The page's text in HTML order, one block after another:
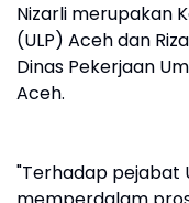
Nizarli merupakan
(ULP) Aceh dan
Dinas Pekerjaan
Aceh.
"Terhadap pejabat